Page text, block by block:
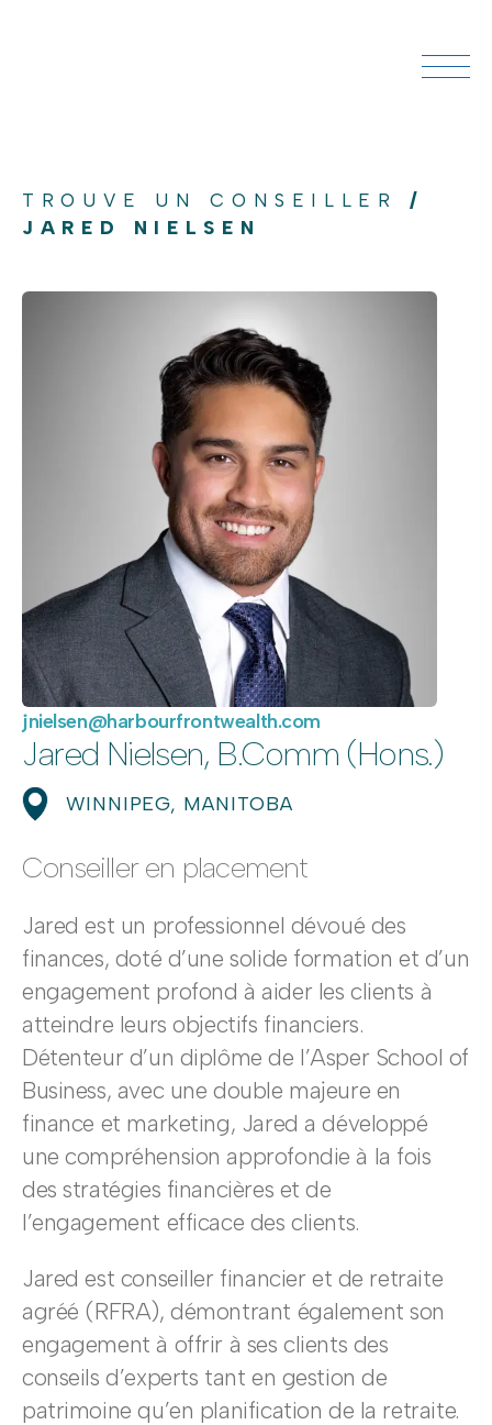
TROUVE UN CONSEILLER/
JARED NIELSEN
jnielsen@harbourfrontwealth.com
Jared Nielsen, B.Comm (Hons.)
WINNIPEG, MANITOBA
Conseiller en placement
Jared est un professionnel dévoué des
finances, doté d’une solide formation et d’un
engagement profond à aider les clients à
atteindre leurs objectifs financiers.
Détenteur d’un diplôme de l’Asper School of
Business, avec une double majeure en
finance et marketing, Jared a développé
une compréhension approfondie à la fois
des stratégies financières et de
l’engagement efficace des clients.
Jared est conseiller financier et de retraite
agréé (RFRA), démontrant également son
engagement à offrir à ses clients des
conseils d’experts tant en gestion de
patrimoine qu’en planification de la retraite.